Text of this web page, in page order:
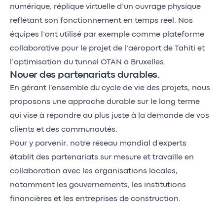
numérique, réplique virtuelle d’un ouvrage physique
reflétant son fonctionnement en temps réel. Nos
équipes l’ont utilisé par exemple comme plateforme
collaborative pour le projet de l’aéroport de Tahiti et
l’optimisation du tunnel OTAN à Bruxelles.
Nouer des partenariats durables.
En gérant l'ensemble du cycle de vie des projets, nous
proposons une approche durable sur le long terme
qui vise à répondre au plus juste à la demande de vos
clients et des communautés.
Pour y parvenir, notre réseau mondial d'experts
établit des partenariats sur mesure et travaille en
collaboration avec les organisations locales,
notamment les gouvernements, les institutions
financières et les entreprises de construction.